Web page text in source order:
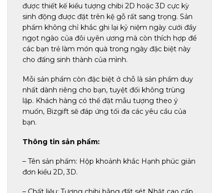
được thiết kế kiểu tượng chibi 2D hoặc 3D cực kỳ
sinh động được đặt trên kệ gỗ rất sang trọng. Sản
phẩm không chỉ khắc ghi lại kỷ niệm ngày cưới đầy
ngọt ngào của đôi uyên ương mà còn thích hợp để
các bạn trẻ làm món quà trong ngày đặc biệt này
cho đấng sinh thành của mình.
Mỗi sản phẩm còn đặc biệt ở chỗ là sản phẩm duy
nhất dành riêng cho bạn, tuyệt đối không trùng
lặp. Khách hàng có thể đặt mẫu tượng theo ý
muốn, Bizgift sẽ đáp ứng tối đa các yêu cầu của
bạn.
Thông tin sản phẩm:
– Tên sản phẩm: Hộp khoảnh khắc Hạnh phúc giản
đơn kiểu 2D, 3D.